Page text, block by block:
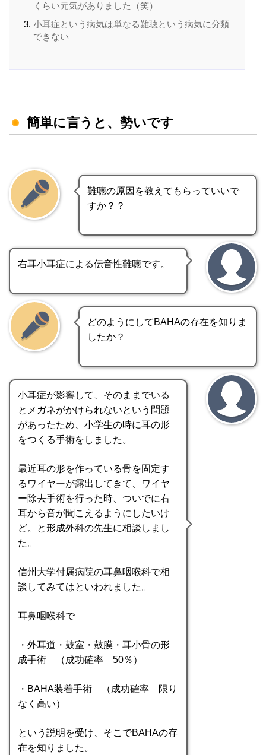
くらい元気がありました（笑）
小耳症という病気は単なる難聴という病気に分類
できない
簡単に言うと、勢いです
難聴の原因を教えてもらっていいで
すか？？
右耳小耳症による伝音性難聴です。
どのようにしてBAHAの存在を知りま
したか？
小耳症が影響して、そのままでいる
とメガネがかけられないという問題
があったため、小学生の時に耳の形
をつくる手術をしました。
最近耳の形を作っている骨を固定す
るワイヤーが露出してきて、ワイヤ
ー除去手術を行った時、ついでに右
耳から音が聞こえるようにしたいけ
ど。と形成外科の先生に相談しまし
た。
信州大学付属病院の耳鼻咽喉科で相
談してみてはといわれました。
耳鼻咽喉科で
・外耳道・鼓室・鼓膜・耳小骨の形
成手術 （成功確率 50％）
・BAHA装着手術 （成功確率 限り
なく高い）
という説明を受け、そこでBAHAの存
在を知りました。